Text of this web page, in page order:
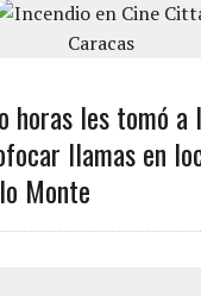
horas les tomó a
llamas en
Monte